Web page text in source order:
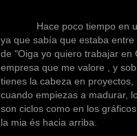
Hace poco tiempo en una
ya que sabía que estaba
de "Oiga yo quiero trabajar en
empresa que me valore , y
tienes la cabeza en
cuando empiezas a madurar,
son ciclos como en los
la mia és hacia arriba.